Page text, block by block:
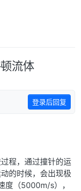
流体
登录后回复
程，通过撞针的运
的时候，会出现极
度（5000m/s），